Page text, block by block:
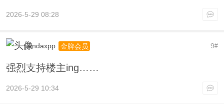
2026-5-29 08:28
9#
pandaxpp 金牌会员
强烈支持楼主ing……
2026-5-29 10:34